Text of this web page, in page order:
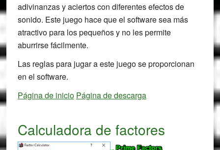
adivinanzas y aciertos con diferentes efectos de
sonido. Este juego hace que el software sea más
atractivo para los pequeños y no les permite
aburrirse fácilmente.
Las reglas para jugar a este juego se proporcionan
en el software.
Página de inicio Página de descarga
Calculadora de factores